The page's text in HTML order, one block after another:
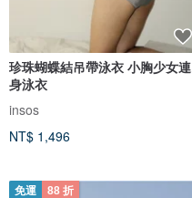
珍珠蝴蝶結吊帶泳衣 小胸少女連
身泳衣
insos
NT$ 1,496
免運 88 折